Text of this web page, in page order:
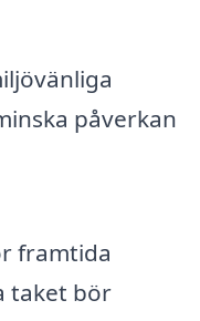
påverkan
framtida
taket bör